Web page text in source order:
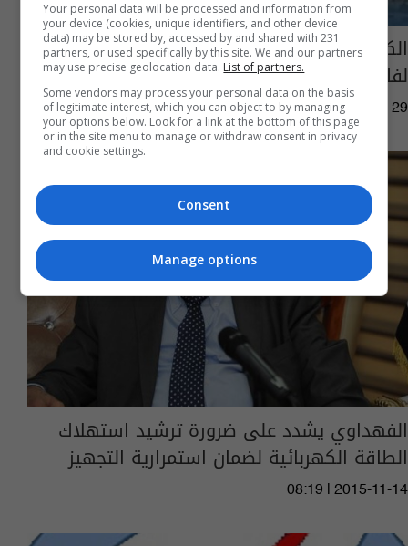
الكهرباء: إنجاز نصب محطتين متنقلتين بكربلاء
لفك الاختناقات في الزيارة الأربعينية
11:37 | 2015-11-29
الفهداوي يشدد على ضرورة ترشيد استهلاك
الطاقة الكهربائية لضمان استمرارية التجهيز
08:19 | 2015-11-14
Your personal data will be processed and information from
your device (cookies, unique identifiers, and other device
data) may be stored by, accessed by and shared with 231
partners, or used specifically by this site. We and our partners
may use precise geolocation data. List of partners.
Some vendors may process your personal data on the basis
of legitimate interest, which you can object to by managing
your options below. Look for a link at the bottom of this page
or in the site menu to manage or withdraw consent in privacy
and cookie settings.
Consent
Manage options